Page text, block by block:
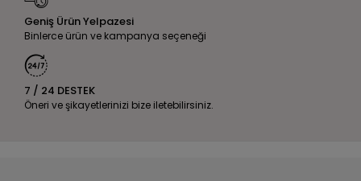
Geniş Ürün Yelpazesi
Binlerce ürün ve kampanya seçeneği
7 / 24 DESTEK
Öneri ve şikayetlerinizi bize iletebilirsiniz.